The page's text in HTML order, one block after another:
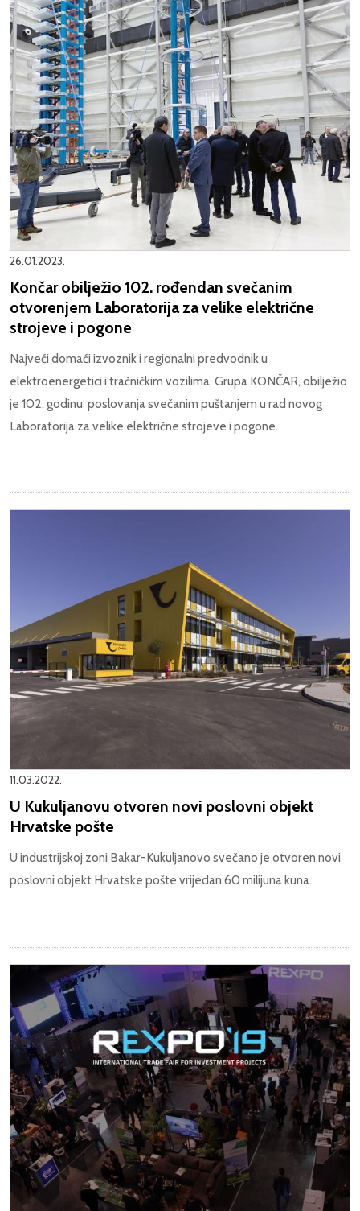
26.01.2023.
Končar obilježio 102. rođendan svečanim
otvorenjem Laboratorija za velike električne
strojeve i pogone
Najveći domaći izvoznik i regionalni predvodnik u
elektroenergetici i tračničkim vozilima, Grupa KONČAR, obilježio
je 102. godinu poslovanja svečanim puštanjem u rad novog
Laboratorija za velike električne strojeve i pogone.
11.03.2022.
U Kukuljanovu otvoren novi poslovni objekt
Hrvatske pošte
U industrijskoj zoni Bakar-Kukuljanovo svečano je otvoren novi
poslovni objekt Hrvatske pošte vrijedan 60 milijuna kuna.